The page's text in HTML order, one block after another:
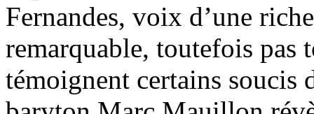
Fernandes, voix d’une
remarquable, toutefois pas
témoignent certains soucis